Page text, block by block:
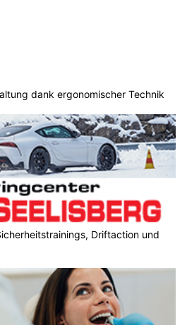
dank ergonomischer Technik
Driftaction und